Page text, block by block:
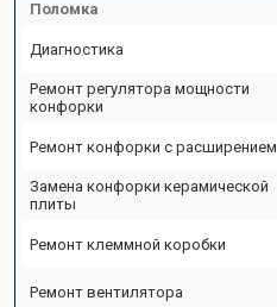
Поломка
Диагностика
Ремонт регулятора мощности
конфорки
Ремонт конфорки с расширением
Замена конфорки керамической
плиты
Ремонт клеммной коробки
Ремонт вентилятора